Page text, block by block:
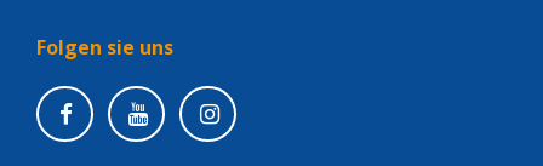
Folgen sie uns